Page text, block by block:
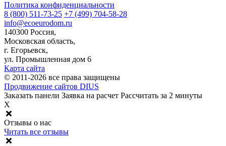
Политика конфиденциальности
8 (800) 511-73-25 +7 (499) 704-58-28
info@ecoeurodom.ru
140300 Россия,
Московская область,
г. Егорьевск,
ул. Промышленная дом 6
Карта сайта
© 2011-2026 все права защищены
Продвижение сайтов DIUS
Заказать панели Заявка на расчет Рассчитать за 2 минуты
X
Отзывы о нас
Читать все отзывы